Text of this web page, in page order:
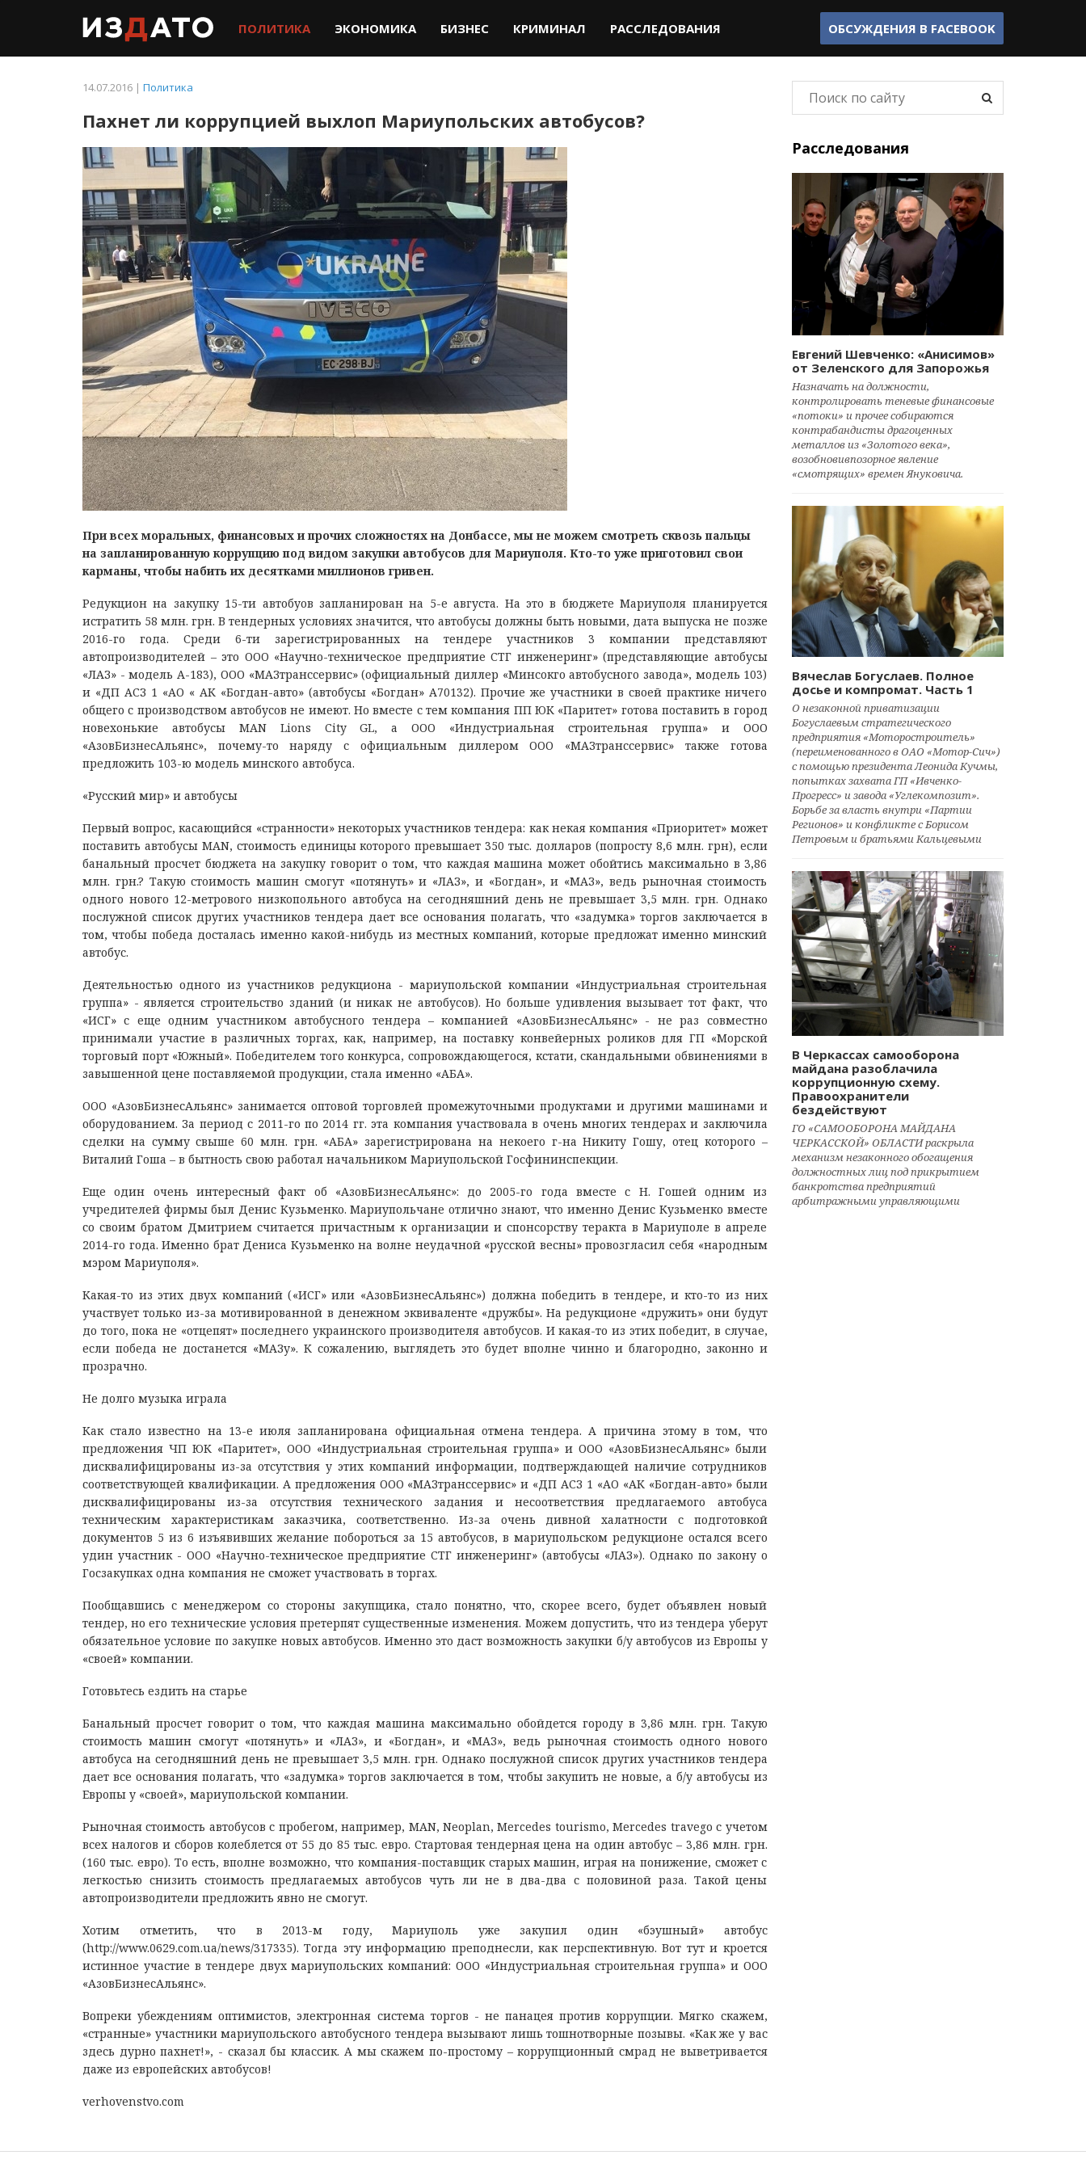
ПОЛИТИКА ЭКОНОМИКА БИЗНЕС КРИМИНАЛ РАССЛЕДОВАНИЯ ОБСУЖДЕНИЯ В FACEBOOK
14.07.2016 | Политика
Пахнет ли коррупцией выхлоп Мариупольских автобусов?
При всех моральных, финансовых и прочих сложностях на Донбассе, мы не можем смотреть сквозь пальцы
на запланированную коррупцию под видом закупки автобусов для Мариуполя. Кто-то уже приготовил свои
карманы, чтобы набить их десятками миллионов гривен.
Редукцион на закупку 15-ти автобуов запланирован на 5-е августа. На это в бюджете Мариуполя планируется
истратить 58 млн. грн. В тендерных условиях значится, что автобусы должны быть новыми, дата выпуска не позже
2016-го года. Среди 6-ти зарегистрированных на тендере участников 3 компании представляют
автопроизводителей – это ООО «Научно-техническое предприятие СТГ инженеринг» (представляющие автобусы
«ЛАЗ» - модель А-183), ООО «МАЗтранссервис» (официальный диллер «Минсокго автобусного завода», модель 103)
и «ДП АСЗ 1 «АО « АК «Богдан-авто» (автобусы «Богдан» А70132). Прочие же участники в своей практике ничего
общего с производством автобусов не имеют. Но вместе с тем компания ПП ЮК «Паритет» готова поставить в город
новехонькие автобусы MAN Lions City GL, а ООО «Индустриальная строительная группа» и ООО
«АзовБизнесАльянс», почему-то наряду с официальным диллером ООО «МАЗтранссервис» также готова
предложить 103-ю модель минского автобуса.
«Русский мир» и автобусы
Первый вопрос, касающийся «странности» некоторых участников тендера: как некая компания «Приоритет» может
поставить автобусы MAN, стоимость единицы которого превышает 350 тыс. долларов (попросту 8,6 млн. грн), если
банальный просчет бюджета на закупку говорит о том, что каждая машина может обойтись максимально в 3,86
млн. грн.? Такую стоимость машин смогут «потянуть» и «ЛАЗ», и «Богдан», и «МАЗ», ведь рыночная стоимость
одного нового 12-метрового низкопольного автобуса на сегодняшний день не превышает 3,5 млн. грн. Однако
послужной список других участников тендера дает все основания полагать, что «задумка» торгов заключается в
том, чтобы победа досталась именно какой-нибудь из местных компаний, которые предложат именно минский
автобус.
Деятельностью одного из участников редукциона - мариупольской компании «Индустриальная строительная
группа» - является строительство зданий (и никак не автобусов). Но больше удивления вызывает тот факт, что
«ИСГ» с еще одним участником автобусного тендера – компанией «АзовБизнесАльянс» - не раз совместно
принимали участие в различных торгах, как, например, на поставку конвейерных роликов для ГП «Морской
торговый порт «Южный». Победителем того конкурса, сопровождающегося, кстати, скандальными обвинениями в
завышенной цене поставляемой продукции, стала именно «АБА».
ООО «АзовБизнесАльянс» занимается оптовой торговлей промежуточными продуктами и другими машинами и
оборудованием. За период с 2011-го по 2014 гг. эта компания участвовала в очень многих тендерах и заключила
сделки на сумму свыше 60 млн. грн. «АБА» зарегистрирована на некоего г-на Никиту Гошу, отец которого –
Виталий Гоша – в бытность свою работал начальником Мариупольской Госфининспекции.
Еще один очень интересный факт об «АзовБизнесАльянс»: до 2005-го года вместе с Н. Гошей одним из
учредителей фирмы был Денис Кузьменко. Мариупольчане отлично знают, что именно Денис Кузьменко вместе
со своим братом Дмитрием считается причастным к организации и спонсорству теракта в Мариуполе в апреле
2014-го года. Именно брат Дениса Кузьменко на волне неудачной «русской весны» провозгласил себя «народным
мэром Мариуполя».
Какая-то из этих двух компаний («ИСГ» или «АзовБизнесАльянс») должна победить в тендере, и кто-то из них
участвует только из-за мотивированной в денежном эквиваленте «дружбы». На редукционе «дружить» они будут
до того, пока не «отцепят» последнего украинского производителя автобусов. И какая-то из этих победит, в случае,
если победа не достанется «МАЗу». К сожалению, выглядеть это будет вполне чинно и благородно, законно и
прозрачно.
Не долго музыка играла
Как стало известно на 13-е июля запланирована официальная отмена тендера. А причина этому в том, что
предложения ЧП ЮК «Паритет», ООО «Индустриальная строительная группа» и ООО «АзовБизнесАльянс» были
дисквалифицированы из-за отсутствия у этих компаний информации, подтверждающей наличие сотрудников
соответствующей квалификации. А предложения ООО «МАЗтранссервис» и «ДП АСЗ 1 «АО «АК «Богдан-авто» были
дисквалифицированы из-за отсутствия технического задания и несоответствия предлагаемого автобуса
техническим характеристикам заказчика, соответственно. Из-за очень дивной халатности с подготовкой
документов 5 из 6 изъявивших желание побороться за 15 автобусов, в мариупольском редукционе остался всего
удин участник - ООО «Научно-техническое предприятие СТГ инженеринг» (автобусы «ЛАЗ»). Однако по закону о
Госзакупках одна компания не сможет участвовать в торгах.
Пообщавшись с менеджером со стороны закупщика, стало понятно, что, скорее всего, будет объявлен новый
тендер, но его технические условия претерпят существенные изменения. Можем допустить, что из тендера уберут
обязательное условие по закупке новых автобусов. Именно это даст возможность закупки б/у автобусов из Европы у
«своей» компании.
Готовьтесь ездить на старье
Банальный просчет говорит о том, что каждая машина максимально обойдется городу в 3,86 млн. грн. Такую
стоимость машин смогут «потянуть» и «ЛАЗ», и «Богдан», и «МАЗ», ведь рыночная стоимость одного нового
автобуса на сегодняшний день не превышает 3,5 млн. грн. Однако послужной список других участников тендера
дает все основания полагать, что «задумка» торгов заключается в том, чтобы закупить не новые, а б/у автобусы из
Европы у «своей», мариупольской компании.
Рыночная стоимость автобусов с пробегом, например, MAN, Neoplan, Mercedes tourismo, Mercedes travego с учетом
всех налогов и сборов колеблется от 55 до 85 тыс. евро. Стартовая тендерная цена на один автобус – 3,86 млн. грн.
(160 тыс. евро). То есть, вполне возможно, что компания-поставщик старых машин, играя на понижение, сможет с
легкостью снизить стоимость предлагаемых автобусов чуть ли не в два-два с половиной раза. Такой цены
автопроизводители предложить явно не смогут.
Хотим отметить, что в 2013-м году, Мариуполь уже закупил один «бэушный» автобус
(http://www.0629.com.ua/news/317335). Тогда эту информацию преподнесли, как перспективную. Вот тут и кроется
истинное участие в тендере двух мариупольских компаний: ООО «Индустриальная строительная группа» и ООО
«АзовБизнесАльянс».
Вопреки убеждениям оптимистов, электронная система торгов - не панацея против коррупции. Мягко скажем,
«странные» участники мариупольского автобусного тендера вызывают лишь тошнотворные позывы. «Как же у вас
здесь дурно пахнет!», - сказал бы классик. А мы скажем по-простому – коррупционный смрад не выветривается
даже из европейских автобусов!
verhovenstvo.com
Расследования
Евгений Шевченко: «Анисимов»
от Зеленского для Запорожья
Назначать на должности,
контролировать теневые финансовые
«потоки» и прочее собираются
контрабандисты драгоценных
металлов из «Золотого века»,
возобновивпозорное явление
«смотрящих» времен Януковича.
Вячеслав Богуслаев. Полное
досье и компромат. Часть 1
О незаконной приватизации
Богуслаевым стратегического
предприятия «Моторостроитель»
(переименованного в ОАО «Мотор-Сич»)
с помощью президента Леонида Кучмы,
попытках захвата ГП «Ивченко-
Прогресс» и завода «Углекомпозит».
Борьбе за власть внутри «Партии
Регионов» и конфликте с Борисом
Петровым и братьями Кальцевыми
В Черкассах самооборона
майдана разоблачила
коррупционную схему.
Правоохранители
бездействуют
ГО «САМООБОРОНА МАЙДАНА
ЧЕРКАССКОЙ» ОБЛАСТИ раскрыла
механизм незаконного обогащения
должностных лиц под прикрытием
банкротства предприятий
арбитражными управляющими